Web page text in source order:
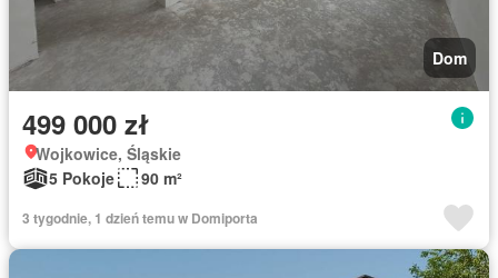
Dom
499 000 zł
Wojkowice, Śląskie
5 Pokoje
90 m²
3 tygodnie, 1 dzień temu w Domiporta